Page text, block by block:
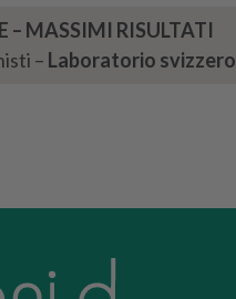
– MASSIMI RISULTATI
– Laboratorio svizzero